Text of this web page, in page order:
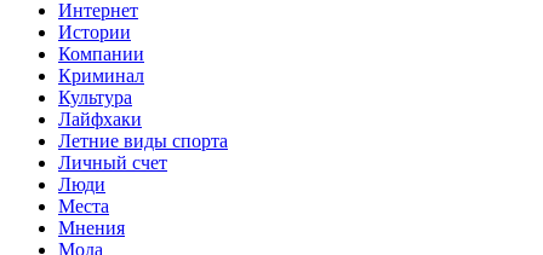
Интернет
Истории
Компании
Криминал
Культура
Лайфхаки
Летние виды спорта
Личный счет
Люди
Места
Мнения
Мода